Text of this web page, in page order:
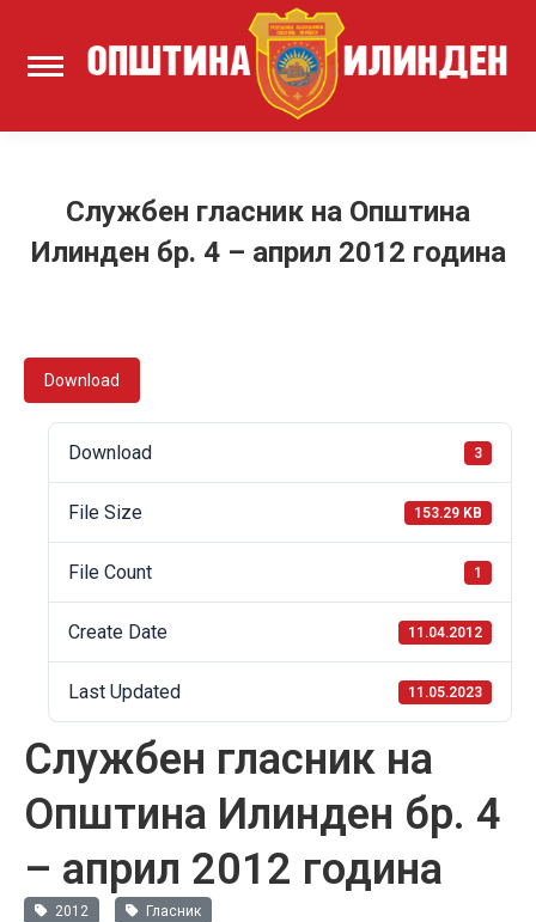
Службен гласник на Општина
Илинден бр. 4 – април 2012 година
Download
Download 3
File Size 153.29 KB
File Count 1
Create Date 11.04.2012
Last Updated 11.05.2023
Службен гласник на
Општина Илинден бр. 4
– април 2012 година
2012 Гласник